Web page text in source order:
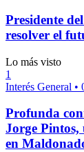
Presidente
resolver el
Lo más visto
1
Interés General •
Profunda
Jorge Pintos,
en